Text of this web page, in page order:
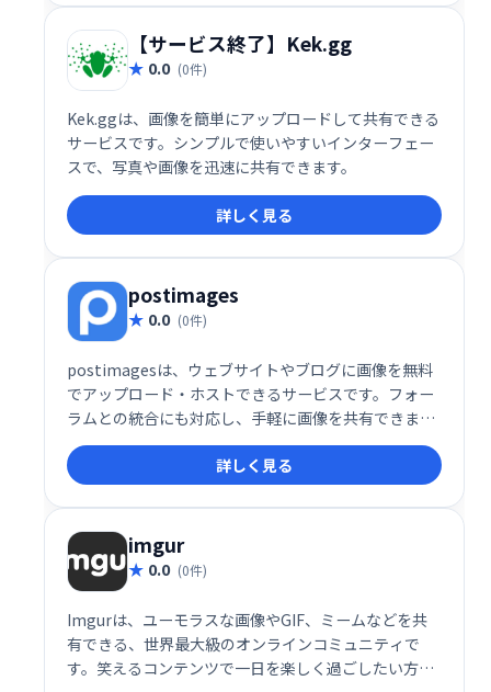
【サービス終了】Kek.gg
0.0 (0件)
Kek.ggは、画像を簡単にアップロードして共有できる
サービスです。シンプルで使いやすいインターフェー
スで、写真や画像を迅速に共有できます。
詳しく見る
postimages
0.0 (0件)
postimagesは、ウェブサイトやブログに画像を無料
でアップロード・ホストできるサービスです。フォー
ラムとの統合にも対応し、手軽に画像を共有できま
す。無料でご利用いただけるので、ブログやウェブサ
イトの充実にお役立てください。
詳しく見る
imgur
0.0 (0件)
Imgurは、ユーモラスな画像やGIF、ミームなどを共
有できる、世界最大級のオンラインコミュニティで
す。笑えるコンテンツで一日を楽しく過ごしたい方、